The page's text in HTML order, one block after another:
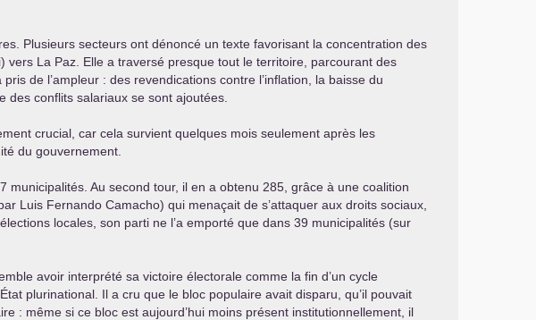
Plusieurs secteurs ont dénoncé un texte favorisant la concentration des
La Paz. Elle a traversé presque tout le territoire, parcourant des
de l’ampleur : des revendications contre l’inflation, la baisse du
des conflits salariaux se sont ajoutées.
crucial, car cela survient quelques mois seulement après les
du gouvernement.
municipalités. Au second tour, il en a obtenu 285, grâce à une coalition
Luis Fernando Camacho) qui menaçait de s’attaquer aux droits sociaux,
locales, son parti ne l’a emporté que dans 39 municipalités (sur
avoir interprété sa victoire électorale comme la fin d’un cycle
plurinational. Il a cru que le bloc populaire avait disparu, qu’il pouvait
: même si ce bloc est aujourd’hui moins présent institutionnellement, il